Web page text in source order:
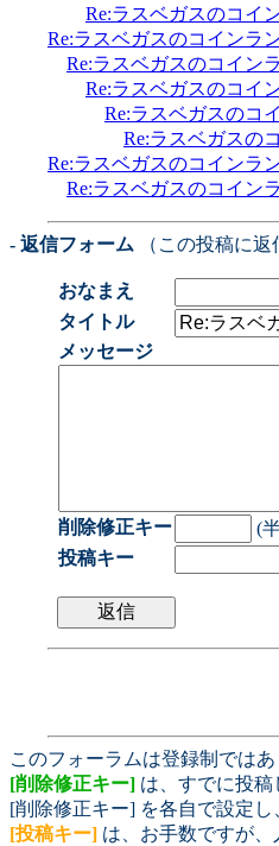
Re:ラスベガスのコイ
Re:ラスベガスのコインラ
Re:ラスベガスのコイン
Re:ラスベガスのコイ
Re:ラスベガスのコ
Re:ラスベガスの
Re:ラスベガスのコインラ
Re:ラスベガスのコイン
- 返信フォーム （この投稿に
おなまえ
タイトル
メッセージ
削除修正キー
(
投稿キー
このフォーラムは登録制では
[削除修正キー] は、すでに投
[削除修正キー] を各自で設定し
[投稿キー] は、お手数ですが